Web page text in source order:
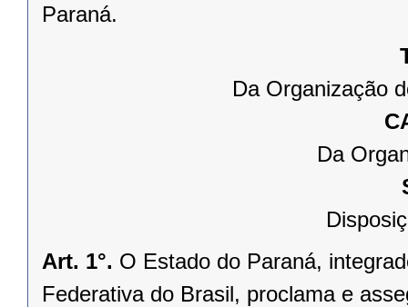
Paraná.
Da Organização
Da
Art. 1°. O Estado do Paraná,
Federativa do Brasil, proclama e